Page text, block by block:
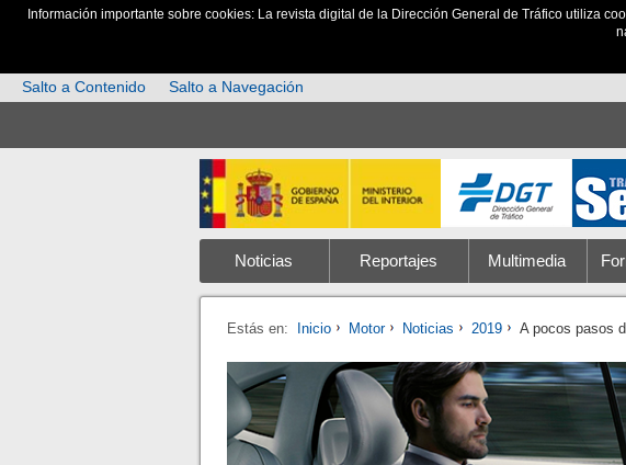
Información importante sobre cookies: La revista digital de la Dirección General de Tráfico utiliza
Salto a Contenido
Salto a Navegación
Noticias Reportajes Multimedia
Estás en: Inicio Motor Noticias 2019 A pocos pasos